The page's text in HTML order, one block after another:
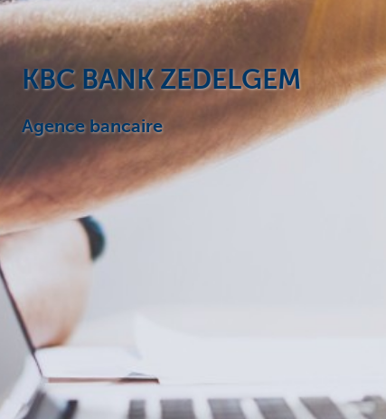
KBC BANK ZEDELGEM
Agence bancaire